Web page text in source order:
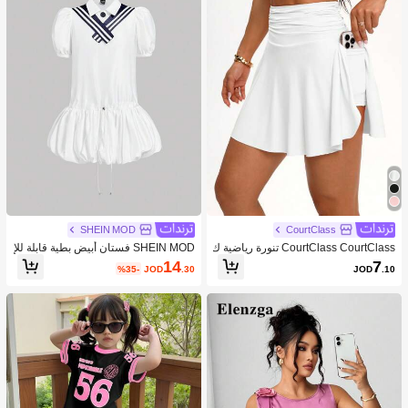
CourtClass
CourtClass CourtClass تنورة رياضية ك
اجوال للنساء قصيرة الخصر رقيقة
JOD7 .10
SHEIN MOD
SHEIN MOD فستان أبيض بطية قابلة للإ
زالة والياقة الكحلية للسيدات
JOD14.30
%35-